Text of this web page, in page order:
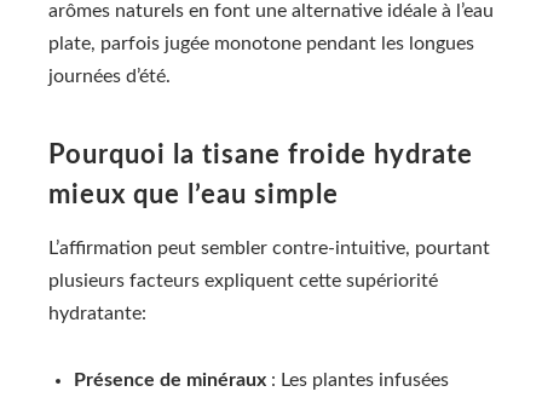
arômes naturels en font une alternative idéale à l’eau
plate, parfois jugée monotone pendant les longues
journées d’été.
Pourquoi la tisane froide hydrate
mieux que l’eau simple
L’affirmation peut sembler contre-intuitive, pourtant
plusieurs facteurs expliquent cette supériorité
hydratante:
Présence de minéraux : Les plantes infusées